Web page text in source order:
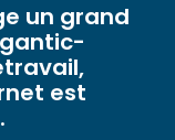
un grand
est